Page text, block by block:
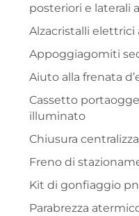
posteriori e laterali
Alzacristalli
Appoggiagomiti
Aiuto alla frenata
Cassetto
illuminato
Chiusura
Freno di
Kit di gonfiaggio
Parabrezza